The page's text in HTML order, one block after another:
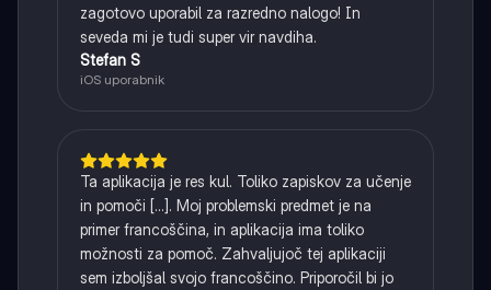
zagotovo uporabil za razredno nalogo! In
seveda mi je tudi super vir navdiha.
Stefan S
iOS uporabnik
Ta aplikacija je res kul. Toliko zapiskov za učenje
in pomoči [...]. Moj problemski predmet je na
primer francoščina, in aplikacija ima toliko
možnosti za pomoč. Zahvaljujoč tej aplikaciji
sem izboljšal svojo francoščino. Priporočil bi jo